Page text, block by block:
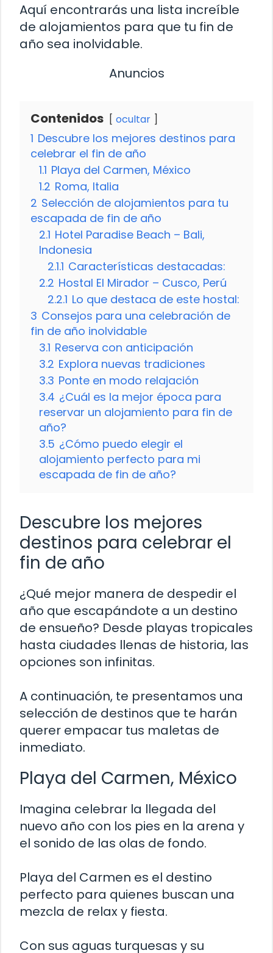
Aquí encontrarás una lista increíble
de alojamientos para que tu fin de
año sea inolvidable.
Anuncios
Contenidos ocultar
1 Descubre los mejores destinos para
celebrar el fin de año
1.1 Playa del Carmen, México
1.2 Roma, Italia
2 Selección de alojamientos para tu
escapada de fin de año
2.1 Hotel Paradise Beach – Bali,
Indonesia
2.1.1 Características destacadas:
2.2 Hostal El Mirador – Cusco, Perú
2.2.1 Lo que destaca de este hostal:
3 Consejos para una celebración de
fin de año inolvidable
3.1 Reserva con anticipación
3.2 Explora nuevas tradiciones
3.3 Ponte en modo relajación
3.4 ¿Cuál es la mejor época para
reservar un alojamiento para fin de
año?
3.5 ¿Cómo puedo elegir el
alojamiento perfecto para mi
escapada de fin de año?
Descubre los mejores
destinos para celebrar el
fin de año
¿Qué mejor manera de despedir el
año que escapándote a un destino
de ensueño? Desde playas tropicales
hasta ciudades llenas de historia, las
opciones son infinitas.
A continuación, te presentamos una
selección de destinos que te harán
querer empacar tus maletas de
inmediato.
Playa del Carmen, México
Imagina celebrar la llegada del
nuevo año con los pies en la arena y
el sonido de las olas de fondo.
Playa del Carmen es el destino
perfecto para quienes buscan una
mezcla de relax y fiesta.
Con sus aguas turquesas y su